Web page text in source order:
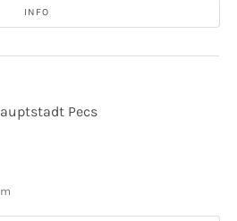
INFO
Pecs